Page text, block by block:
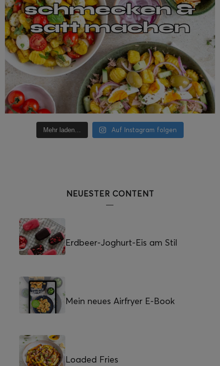
Mehr laden… Auf Instagram folgen
NEUESTER CONTENT
Erdbeer-Joghurt-Eis am Stil
Mein neues Airfryer E-Book
Loaded Fries